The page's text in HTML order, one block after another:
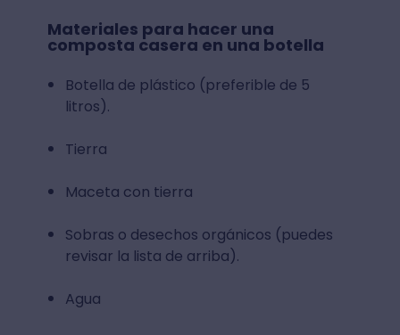
Materiales para hacer una
composta casera en una botella
Botella de plástico (preferible de 5
litros).
Tierra
Maceta con tierra
Sobras o desechos orgánicos (puedes
revisar la lista de arriba).
Agua